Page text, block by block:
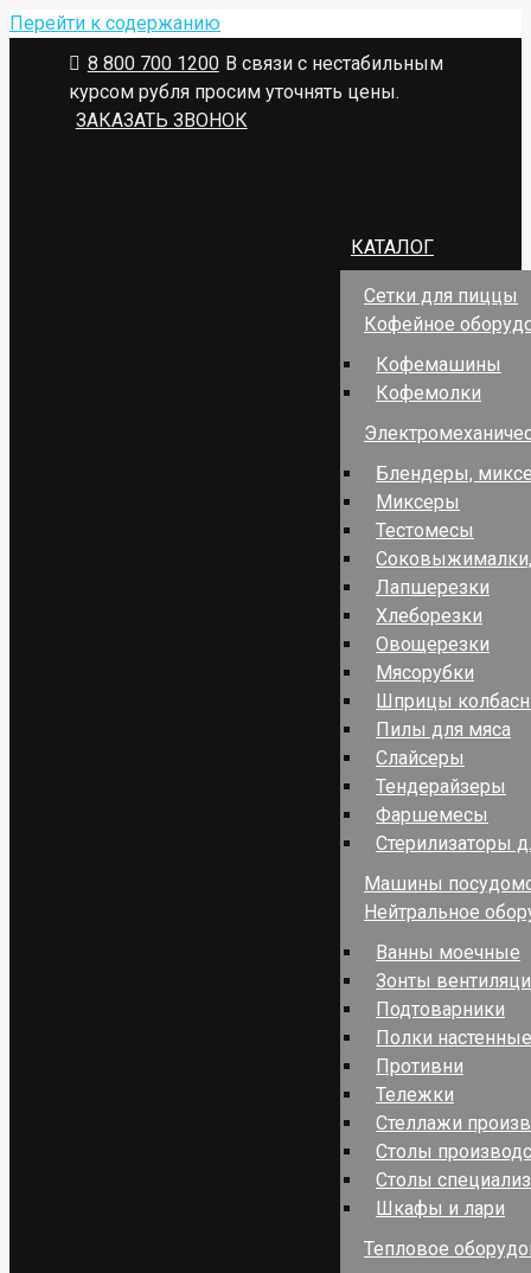
Перейти к содержанию
8 800 700 1200 В связи с нестабильным
курсом рубля просим уточнять цены.
ЗАКАЗАТЬ ЗВОНОК
КАТАЛОГ
Сетки для пиццы
Кофейное
Кофемашины
Кофемолки
Блендеры,
Миксеры
Тестомесы
Лапшерезки
Хлеборезки
Овощерезки
Мясорубки
Шприцы
Пилы для мяса
Слайсеры
Тендерайзеры
Фаршемесы
Стерилизаторы
Машины
Нейтральное
Ванны моечные
Зонты
Подтоварники
Полки
Противни
Тележки
Стеллажи
Столы
Столы
Шкафы и лари
Тепловое